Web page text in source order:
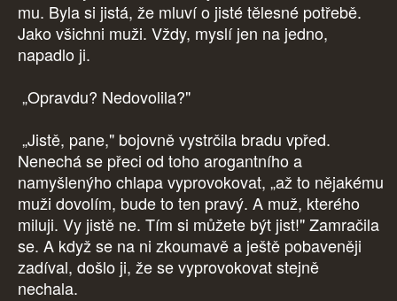
mu. Byla si jistá, že mluví o jisté tělesné potřebě.
Jako všichni muži. Vždy, myslí jen na jedno,
napadlo ji.
„Opravdu? Nedovolila?"
„Jistě, pane," bojovně vystrčila bradu vpřed.
Nenechá se přeci od toho arogantního a
namyšlenýho chlapa vyprovokovat, „až to nějakému
muži dovolím, bude to ten pravý. A muž, kterého
miluji. Vy jistě ne. Tím si můžete být jist!" Zamračila
se. A když se na ni zkoumavě a ještě pobaveněji
zadíval, došlo ji, že se vyprovokovat stejně
nechala.